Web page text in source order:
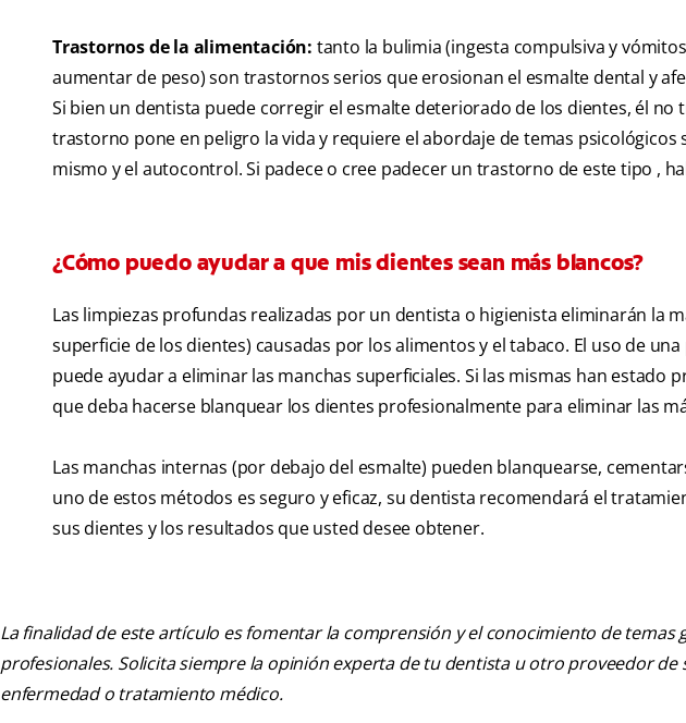
Trastornos de la alimentación: tanto la bulimia (ingesta compulsiva y
aumentar de peso) son trastornos serios que erosionan el esmalte dental y
Si bien un dentista puede corregir el esmalte deteriorado de los dientes, él
trastorno pone en peligro la vida y requiere el abordaje de temas psicológicos
mismo y el autocontrol. Si padece o cree padecer un trastorno de este tipo ,
¿Cómo puedo ayudar a que mis dientes sean más blancos?
Las limpiezas profundas realizadas por un dentista o higienista eliminarán la
superficie de los dientes) causadas por los alimentos y el tabaco. El uso de
puede ayudar a eliminar las manchas superficiales. Si las mismas han estado
que deba hacerse blanquear los dientes profesionalmente para eliminar las
Las manchas internas (por debajo del esmalte) pueden blanquearse,
uno de estos métodos es seguro y eficaz, su dentista recomendará el
sus dientes y los resultados que usted desee obtener.
La finalidad de este artículo es fomentar la comprensión y el conocimiento de
profesionales. Solicita siempre la opinión experta de tu dentista u otro proveedor
enfermedad o tratamiento médico.